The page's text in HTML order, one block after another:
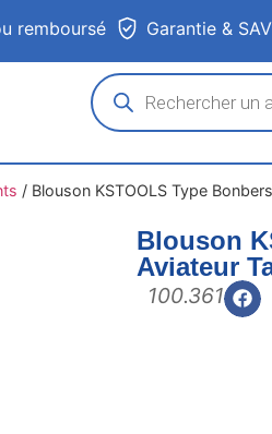
remboursé Garantie & SAV
/ Blouson KSTOOLS Type
Blouson
Aviateur
100.361